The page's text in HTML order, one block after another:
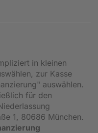
in kleinen
zur Kasse
auswählen.
für den
1, 80686 München.